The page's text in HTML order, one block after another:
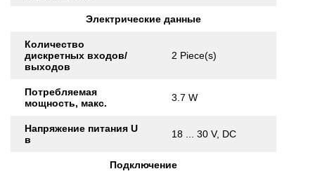
Электрические данные
Количество
дискретных входов/
выходов
2 Piece(s)
Потребляемая
мощность, макс.
3.7 W
Напряжение питания U
в
18 ... 30 V, DC
Подключение